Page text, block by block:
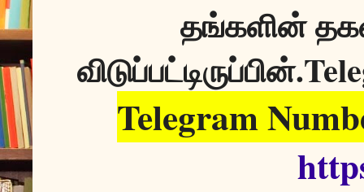
தங்களின்
விடுப்பட்டிருப்பின்.
Telegram